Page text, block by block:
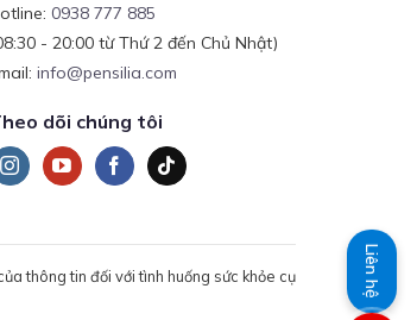
0938 777 885
- 20:00 từ Thứ 2 đến Chủ Nhật)
info@pensilia.com
dõi chúng tôi
thông tin đối với tình huống sức khỏe cụ
Liên hệ